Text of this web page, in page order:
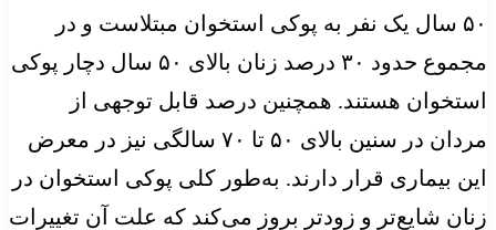
۵۰ سال یک نفر به پوکی استخوان مبتلاست و در
مجموع حدود ۳۰ درصد زنان بالای ۵۰ سال دچار پوکی
استخوان هستند. همچنین درصد قابل توجهی از
مردان در سنین بالای ۵۰ تا ۷۰ سالگی نیز در معرض
این بیماری قرار دارند. به‌طور کلی پوکی استخوان در
زنان شایع‌تر و زودتر بروز می‌کند که علت آن تغییرات